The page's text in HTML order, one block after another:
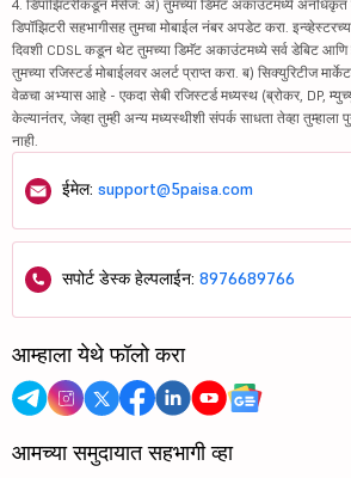
4. डिपॉझिटरीकडून मेसेज: अ) तुमच्या डिमॅट अकाउंटमध्ये अनधिकृत
डिपॉझिटरी सहभागीसह तुमचा मोबाईल नंबर अपडेट करा.
दिवशी CDSL कडून थेट तुमच्या डिमॅट अकाउंटमध्ये सर्व डेबिट आणि
तुमच्या रजिस्टर्ड मोबाईलवर अलर्ट प्राप्त करा. ब) सिक्युरिटीज
वेळचा अभ्यास आहे - एकदा सेबी रजिस्टर्ड मध्यस्थ (ब्रोकर, DP,
केल्यानंतर, जेव्हा तुम्ही अन्य मध्यस्थीशी संपर्क साधता तेव्हा
नाही.
ईमेल: support@5paisa.com
सपोर्ट डेस्क हेल्पलाईन: 8976689766
आम्हाला येथे फॉलो करा
आमच्या समुदायात सहभागी व्हा